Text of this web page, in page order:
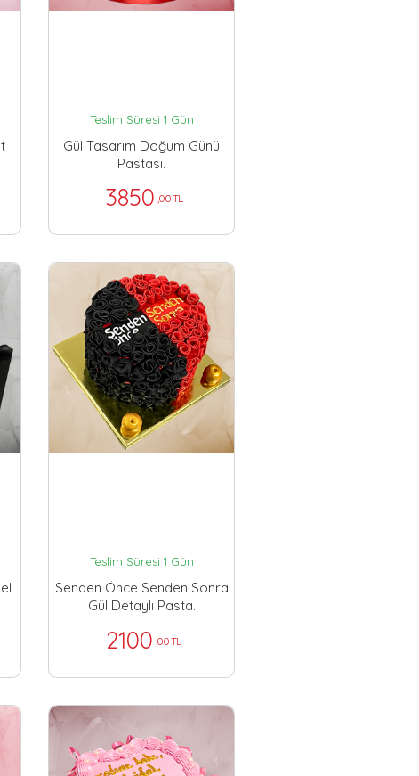
Teslim Süresi 1 Gün
Gül Tasarım Doğum Günü
Pastası.
3850 ,00 TL
Teslim Süresi 1 Gün
Senden Önce Senden Sonra
Gül Detaylı Pasta.
2100 ,00 TL